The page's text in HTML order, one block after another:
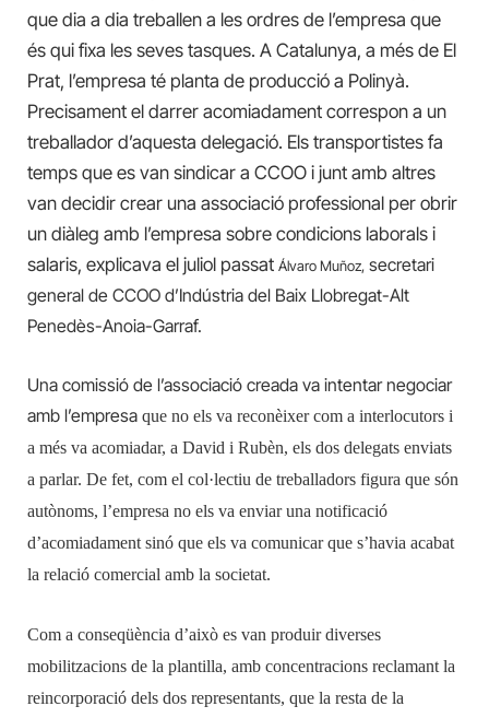
que dia a dia treballen a les ordres de l’empresa que
és qui fixa les seves tasques. A Catalunya, a més de El
Prat, l’empresa té planta de producció a Polinyà.
Precisament el darrer acomiadament correspon a un
treballador d’aquesta delegació. Els transportistes fa
temps que es van sindicar a CCOO i junt amb altres
van decidir crear una associació professional per obrir
un diàleg amb l’empresa sobre condicions laborals i
salaris, explicava el juliol passat Álvaro Muñoz, secretari
general de CCOO d’Indústria del Baix Llobregat-Alt
Penedès-Anoia-Garraf.
Una comissió de l’associació creada va intentar negociar
amb l’empresa que no els va reconèixer com a interlocutors i
a més va acomiadar, a David i Rubèn, els dos delegats enviats
a parlar. De fet, com el col·lectiu de treballadors figura que són
autònoms, l’empresa no els va enviar una notificació
d’acomiadament sinó que els va comunicar que s’havia acabat
la relació comercial amb la societat.
Com a conseqüència d’això es van produir diverses
mobilitzacions de la plantilla, amb concentracions reclamant la
reincorporació dels dos representants, que la resta de la